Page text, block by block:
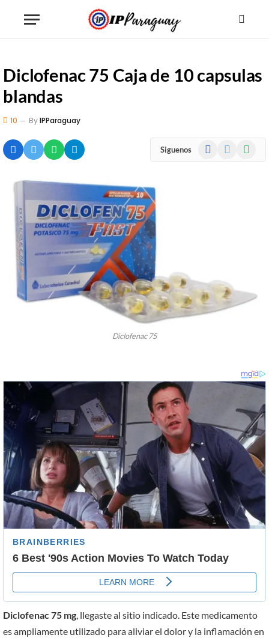
Diclofenac 75 Caja de 10 capsulas
blandas
10 ByIPParaguay
Siguenos Facebook
Diclofenac 75
Diclofenac 75 mg, llegaste al sitio indicado. Este medicamento
es ampliamente utilizado para aliviar el dolor y la inflamación en